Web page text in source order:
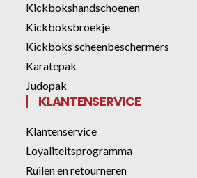
Kickbokshandschoenen
Kickboksbroekje
Kickboks scheenbeschermers
Karatepak
Judopak
KLANTENSERVICE
Klantenservice
Loyaliteitsprogramma
Ruilen en retourneren